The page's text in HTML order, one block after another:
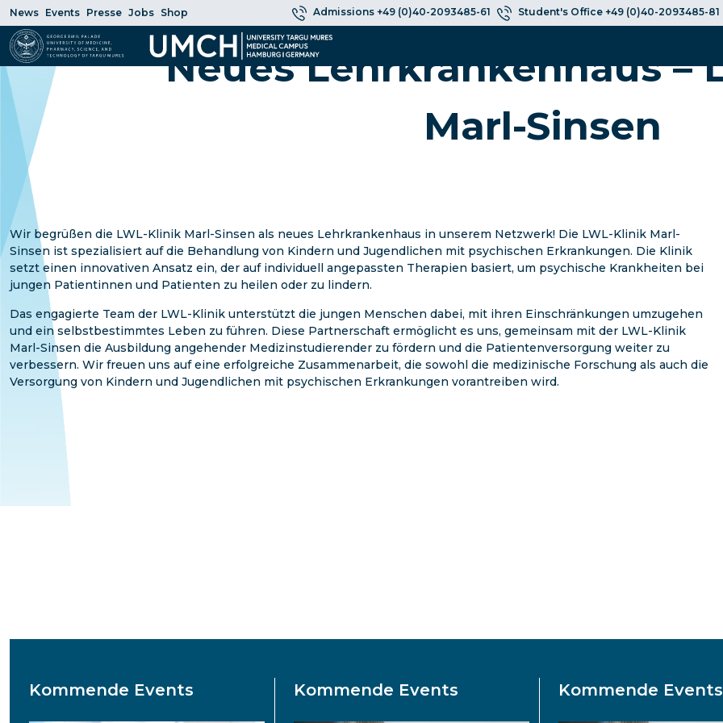
News Events Presse Jobs Shop Admissions +49 (0)40-2093485-61 Student's Office +49 (0)40-2093485-81
Neues Lehrkrankenhaus –
Marl-Sinsen
Wir begrüßen die LWL-Klinik Marl-Sinsen als neues Lehrkrankenhaus in unserem Netzwerk! Die LWL-Klinik Marl-
Sinsen ist spezialisiert auf die Behandlung von Kindern und Jugendlichen mit psychischen Erkrankungen. Die Klinik
setzt einen innovativen Ansatz ein, der auf individuell angepassten Therapien basiert, um psychische Krankheiten bei
jungen Patientinnen und Patienten zu heilen oder zu lindern.
Das engagierte Team der LWL-Klinik unterstützt die jungen Menschen dabei, mit ihren Einschränkungen umzugehen
und ein selbstbestimmtes Leben zu führen. Diese Partnerschaft ermöglicht es uns, gemeinsam mit der LWL-Klinik
Marl-Sinsen die Ausbildung angehender Medizinstudierender zu fördern und die Patientenversorgung weiter zu
verbessern. Wir freuen uns auf eine erfolgreiche Zusammenarbeit, die sowohl die medizinische Forschung als auch die
Versorgung von Kindern und Jugendlichen mit psychischen Erkrankungen vorantreiben wird.
Kommende Events Kommende Events Kommende Events